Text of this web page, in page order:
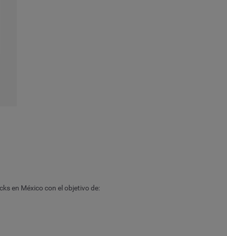
en México con el objetivo de: